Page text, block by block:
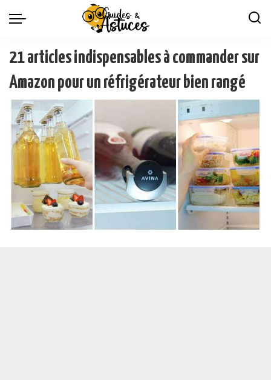
21 articles indispensables à commander sur
Amazon pour un réfrigérateur bien rangé